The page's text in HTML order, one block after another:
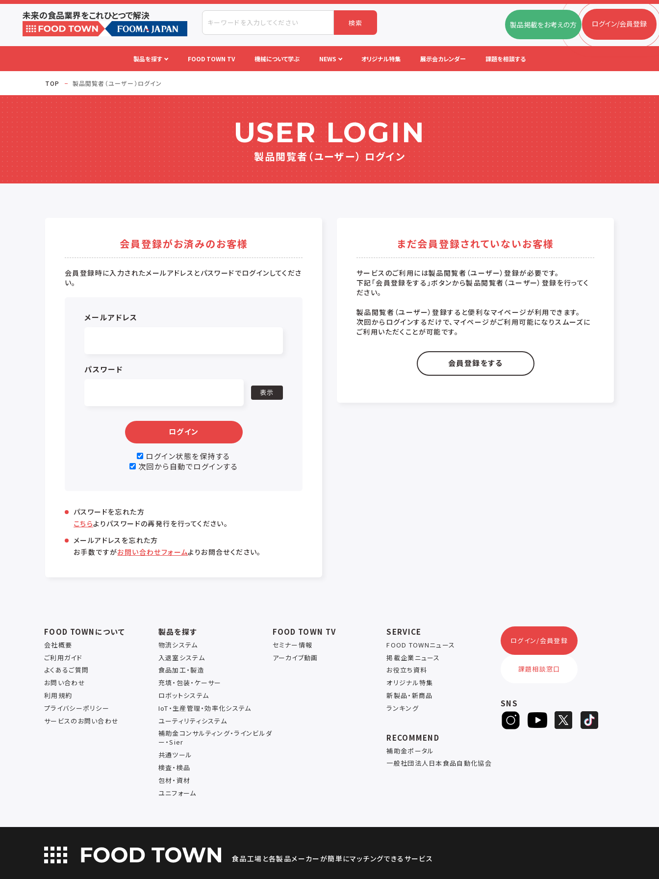
未来の食品業界をこれひとつで解決
検索 製品掲載をお考えの方 ログイン/会員登録
製品を探す FOOD TOWN TV 機械について学ぶ NEWS オリジナル特集 展示会カレンダー 課題を相談する
TOP 製品閲覧者（ユーザー）ログイン
USER LOGIN
製品閲覧者（ユーザー） ログイン
会員登録がお済みのお客様
会員登録時に入力されたメールアドレスとパスワードでログインしてくださ
い。
メールアドレス
パスワード
表示
ログイン
ログイン状態を保持する
次回から自動でログインする
パスワードを忘れた方
こちらよりパスワードの再発行を行ってください。
メールアドレスを忘れた方
お手数ですがお問い合わせフォームよりお問合せください。
まだ会員登録されていないお客様
サービスのご利用には製品閲覧者（ユーザー）登録が必要です。
下記「会員登録をする」ボタンから製品閲覧者（ユーザー）登録を行ってく
ださい。
製品閲覧者（ユーザー）登録すると便利なマイページが利用できます。
次回からログインするだけで、マイページがご利用可能になりスムーズに
ご利用いただくことが可能です。
会員登録をする
FOOD TOWNについて
会社概要
ご利用ガイド
よくあるご質問
お問い合わせ
利用規約
プライバシーポリシー
サービスのお問い合わせ
製品を探す
物流システム
入退室システム
食品加工・製造
充填・包装・ケーサー
ロボットシステム
IoT・生産管理・効率化システム
ユーティリティシステム
補助金コンサルティング・ラインビルダ
ー・Sier
共通ツール
検査・検品
包材・資材
ユニフォーム
FOOD TOWN TV
セミナー情報
アーカイブ動画
SERVICE
FOOD TOWNニュース
掲載企業ニュース
お役立ち資料
オリジナル特集
新製品・新商品
ランキング
RECOMMEND
補助金ポータル
一般社団法人日本食品自動化協会
ログイン/会員登録
課題相談窓口
SNS
食品工場と各製品メーカーが簡単にマッチングできるサービス